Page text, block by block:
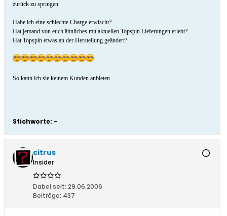
zurück zu springen.
Habe ich eine schlechte Charge erwischt?
Hat jemand von euch ähnliches mit aktuellen Topspin Lieferungen erlebt?
Hat Topspin etwas an der Herstellung geändert?
So kann ich sie keinem Kunden anbieten.
Stichworte: -
citrus
Insider
Dabei seit: 29.06.2006
Beiträge: 437